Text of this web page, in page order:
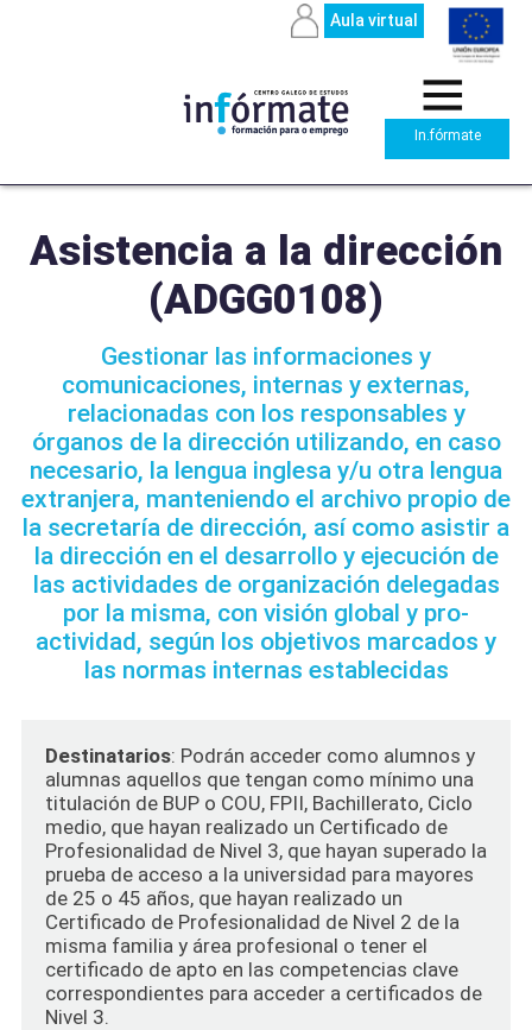
Aula virtual
In.fórmate
Asistencia a la dirección
(ADGG0108)
Gestionar las informaciones y
comunicaciones, internas y externas,
relacionadas con los responsables y
órganos de la dirección utilizando, en caso
necesario, la lengua inglesa y/u otra lengua
extranjera, manteniendo el archivo propio de
la secretaría de dirección, así como asistir a
la dirección en el desarrollo y ejecución de
las actividades de organización delegadas
por la misma, con visión global y pro-
actividad, según los objetivos marcados y
las normas internas establecidas
Destinatarios: Podrán acceder como alumnos y
alumnas aquellos que tengan como mínimo una
titulación de BUP o COU, FPII, Bachillerato, Ciclo
medio, que hayan realizado un Certificado de
Profesionalidad de Nivel 3, que hayan superado la
prueba de acceso a la universidad para mayores
de 25 o 45 años, que hayan realizado un
Certificado de Profesionalidad de Nivel 2 de la
misma familia y área profesional o tener el
certificado de apto en las competencias clave
correspondientes para acceder a certificados de
Nivel 3.
SEGUIMIENTO OPOSICIONES
HORARIOS
FORMACIÓN PROFESIONAL
CURSOS
CURSOS GRATUITOS EN ACTIVO
PRÓXIMOS CURSOS
INSCRIPCIÓN A MÓDULOS PENDI
ENTES
SERVICIOS ADICIONALES
ALQUILER DE AULAS
CURSOS
NOTICIAS
NOSOTRAS/OS
ÚNETE A NUESTRO EQUIPO
COMENTARIOS ALUMNADO